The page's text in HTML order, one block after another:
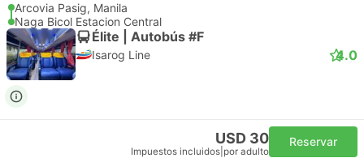
Arcovia Pasig, Manila
Naga Bicol Estacion Central
Élite | Autobús #F
Isarog Line 4.0
USD 30
Impuestos incluidos por adulto
Reservar